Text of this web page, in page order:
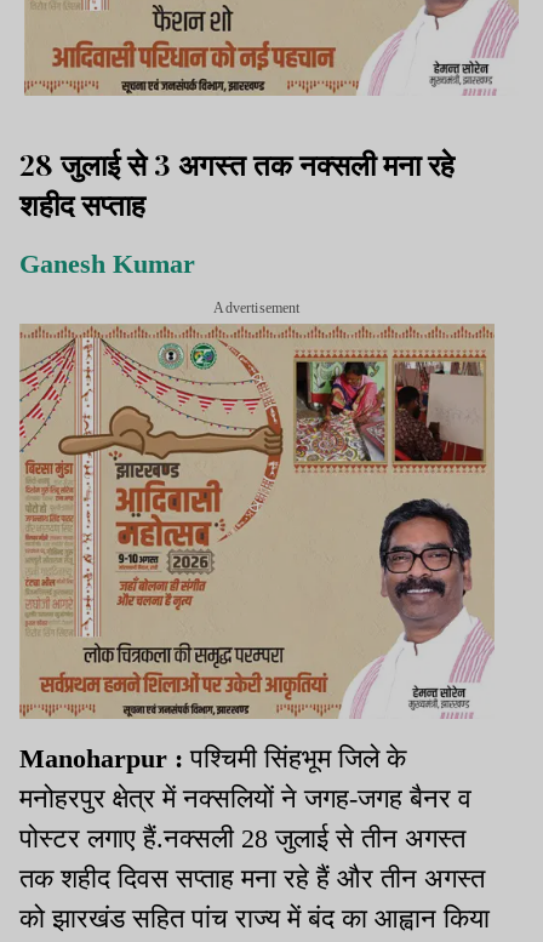
28 जुलाई से 3 अगस्त तक नक्सली मना रहे
शहीद सप्ताह
Ganesh Kumar
Advertisement
Manoharpur : पश्चिमी सिंहभूम जिले के
मनोहरपुर क्षेत्र में नक्सलियों ने जगह-जगह बैनर व
पोस्टर लगाए हैं.नक्सली 28 जुलाई से तीन अगस्त
तक शहीद दिवस सप्ताह मना रहे हैं और तीन अगस्त
को झारखंड सहित पांच राज्य में बंद का आह्वान किया